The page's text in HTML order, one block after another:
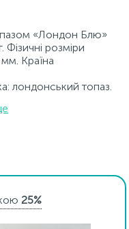
«Лондон Блю»
розміри
Країна
лондонський топаз.
виробах
усіх
25%